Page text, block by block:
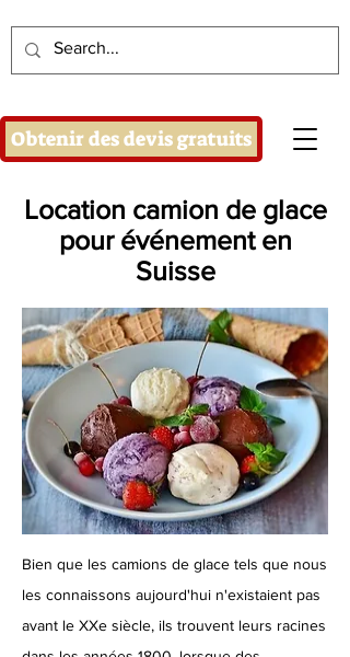
Obtenir des devis gratuits
Location camion de glace
pour événement en
Suisse
Bien que les camions de glace tels que nous
les connaissons aujourd'hui n'existaient pas
avant le XXe siècle, ils trouvent leurs racines